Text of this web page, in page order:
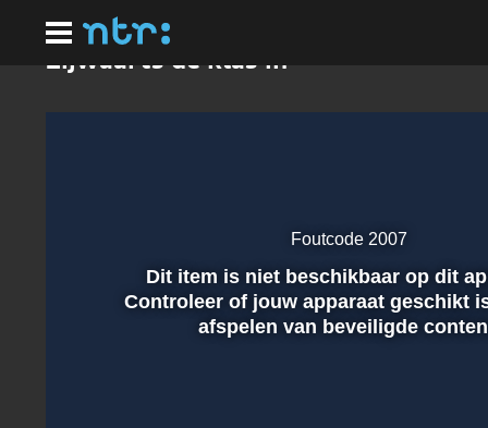
hoofdinhoud
Zijwaarts de klas in
Afspelen
Foutcode 2007
Dit item is niet beschikbaar op dit
Controleer of jouw apparaat geschikt
afspelen van beveiligde